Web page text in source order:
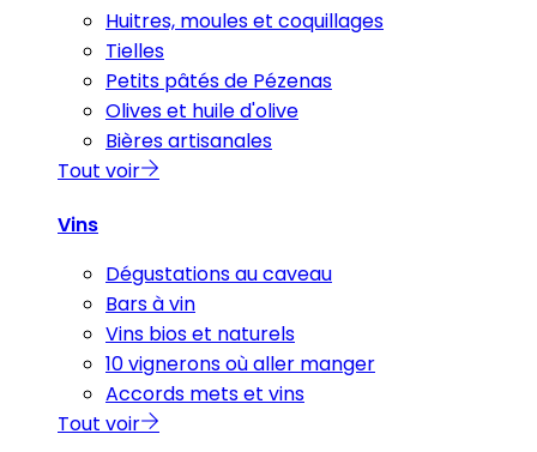
Huitres, moules et coquillages
Tielles
Petits pâtés de Pézenas
Olives et huile d'olive
Bières artisanales
Tout voir
Vins
Dégustations au caveau
Bars à vin
Vins bios et naturels
10 vignerons où aller manger
Accords mets et vins
Tout voir